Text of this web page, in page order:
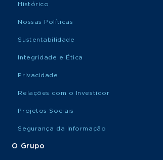
Histórico
Nossas Políticas
Sustentabilidade
Integridade e Ética
Privacidade
Relações com o Investidor
Projetos Sociais
Segurança da Informação
O Grupo